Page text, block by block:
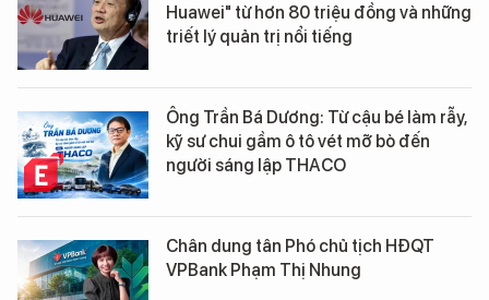
Huawei" từ hơn 80 triệu đồng và những
triết lý quản trị nổi tiếng
Ông Trần Bá Dương: Từ cậu bé làm rẫy,
kỹ sư chui gầm ô tô vét mỡ bò đến
người sáng lập THACO
Chân dung tân Phó chủ tịch HĐQT
VPBank Phạm Thị Nhung